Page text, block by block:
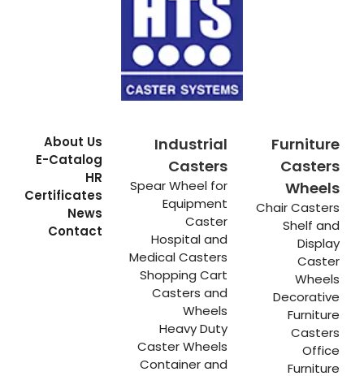
Furniture
Casters
Wheels
Chair Casters
Shelf and
Display
Caster
Wheels
Decorative
Furniture
Casters
Office
Furniture
Industrial
Casters
Spear Wheel for
Equipment
Caster
Hospital and
Medical Casters
Shopping Cart
Casters and
Wheels
Heavy Duty
Caster Wheels
Container and
About Us
E-Catalog
HR
Certificates
News
Contact